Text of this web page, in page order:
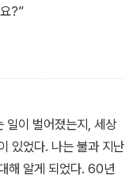
?”
.
잡았다고 해도 권력이
요.”
일이 벌어졌는지, 세상
있었다. 나는 불과 지난
해 알게 되었다. 60년